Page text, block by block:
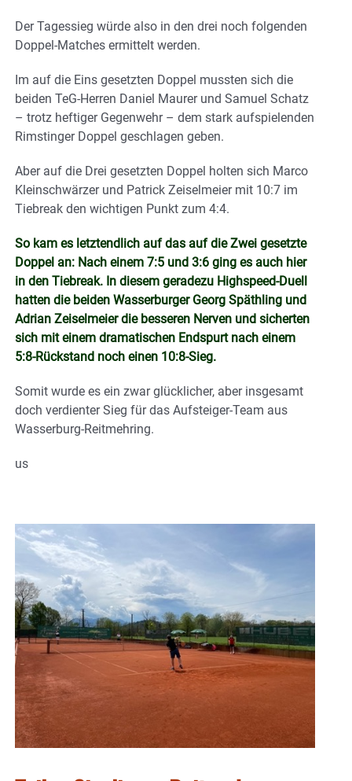
Der Tagessieg würde also in den drei noch folgenden
Doppel-Matches ermittelt werden.
Im auf die Eins gesetzten Doppel mussten sich die
beiden TeG-Herren Daniel Maurer und Samuel Schatz
– trotz heftiger Gegenwehr – dem stark aufspielenden
Rimstinger Doppel geschlagen geben.
Aber auf die Drei gesetzten Doppel holten sich Marco
Kleinschwärzer und Patrick Zeiselmeier mit 10:7 im
Tiebreak den wichtigen Punkt zum 4:4.
So kam es letztendlich auf das auf die Zwei gesetzte
Doppel an: Nach einem 7:5 und 3:6 ging es auch hier
in den Tiebreak. In diesem geradezu Highspeed-Duell
hatten die beiden Wasserburger Georg Späthling und
Adrian Zeiselmeier die besseren Nerven und sicherten
sich mit einem dramatischen Endspurt nach einem
5:8-Rückstand noch einen 10:8-Sieg.
Somit wurde es ein zwar glücklicher, aber insgesamt
doch verdienter Sieg für das Aufsteiger-Team aus
Wasserburg-Reitmehring.
us